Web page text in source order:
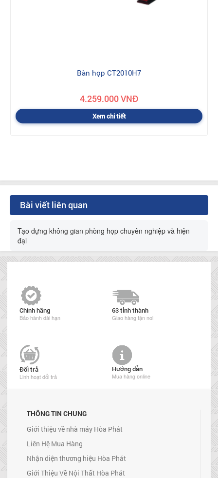
Bàn họp CT2010H7
4.259.000 VNĐ
Xem chi tiết
Bài viết liên quan
Tạo dựng không gian phòng họp chuyên nghiệp và hiện
đại
Chính hãng
Bảo hành dài hạn
63 tỉnh thành
Giao hàng tận nơi
Đổi trả
Linh hoạt đổi trả
Hướng dẫn
Mua hàng online
THÔNG TIN CHUNG
Giới thiệu về nhà máy Hòa Phát
Liên Hệ Mua Hàng
Nhận diện thương hiệu Hòa Phát
Giới Thiệu Về Nội Thất Hòa Phát